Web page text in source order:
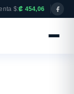
$:₡ 454,06